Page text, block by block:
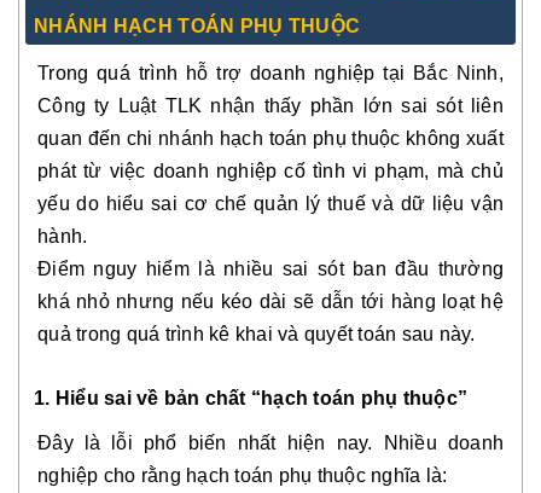
NHÁNH HẠCH TOÁN PHỤ THUỘC
Trong quá trình hỗ trợ doanh nghiệp tại Bắc Ninh,
Công ty Luật TLK nhận thấy phần lớn sai sót liên
quan đến chi nhánh hạch toán phụ thuộc không xuất
phát từ việc doanh nghiệp cố tình vi phạm, mà chủ
yếu do hiểu sai cơ chế quản lý thuế và dữ liệu vận
hành.
Điểm nguy hiểm là nhiều sai sót ban đầu thường
khá nhỏ nhưng nếu kéo dài sẽ dẫn tới hàng loạt hệ
quả trong quá trình kê khai và quyết toán sau này.
1. Hiểu sai về bản chất “hạch toán phụ thuộc”
Đây là lỗi phổ biến nhất hiện nay. Nhiều doanh
nghiệp cho rằng hạch toán phụ thuộc nghĩa là: